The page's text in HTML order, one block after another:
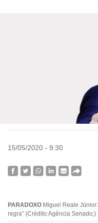
15/05/2020 - 9:30
PARADOXO Miguel Reale
regra” (Crédito:Agência Senado;)